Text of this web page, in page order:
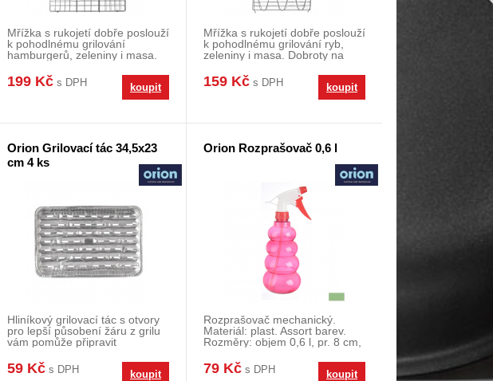
Mřížka s rukojetí dobře poslouží
k pohodlnému grilování
hamburgerů, zeleniny i masa.
199 Kč s DPH koupit
Mřížka s rukojetí dobře poslouží
k pohodlnému grilování ryb,
zeleniny i masa. Dobroty na
159 Kč s DPH koupit
Orion Grilovací tác 34,5x23
cm 4 ks
Hliníkový grilovací tác s otvory
pro lepší působení žáru z grilu
vám pomůže připravit
59 Kč s DPH koupit
Orion Rozprašovač 0,6 l
Rozprašovač mechanický.
Materiál: plast. Assort barev.
Rozměry: objem 0,6 l, pr. 8 cm,
79 Kč s DPH koupit